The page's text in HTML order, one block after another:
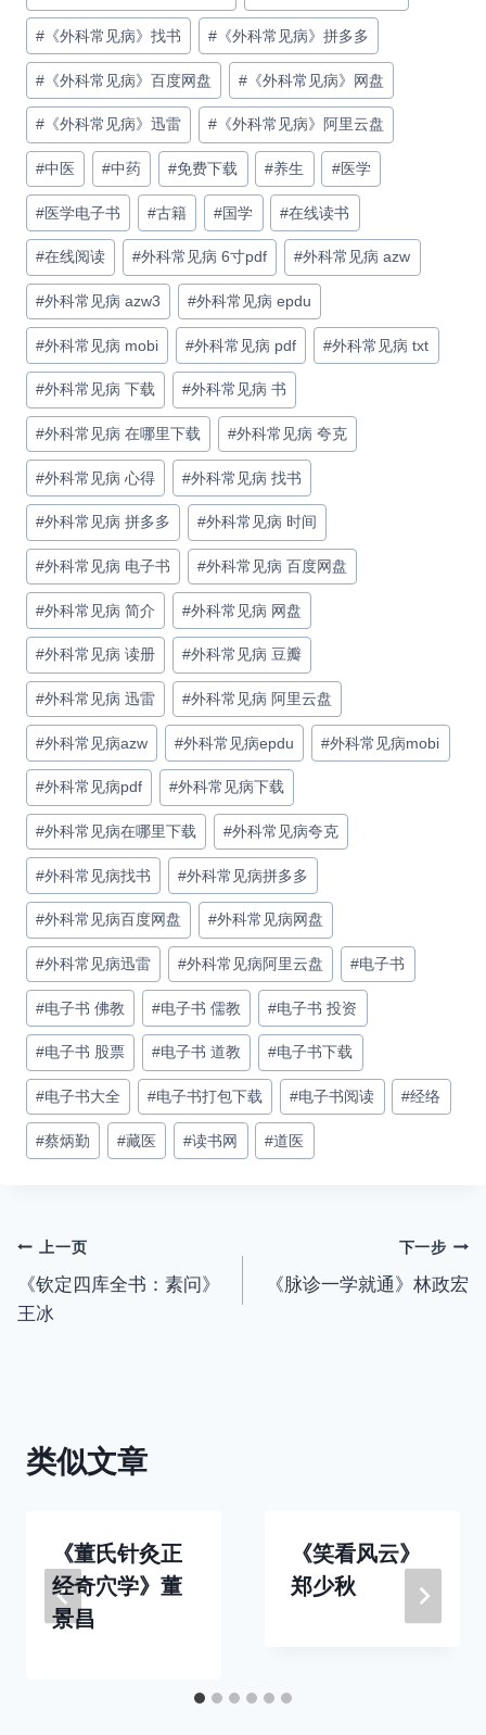
# 《外科常见病》找书 # 《外科常见病》拼多多
# 《外科常见病》百度网盘 # 《外科常见病》网盘
# 《外科常见病》迅雷 # 《外科常见病》阿里云盘
#中医 #中药 #免费下载 #养生 #医学
#医学电子书 #古籍 #国学 #在线读书
#在线阅读 #外科常见病 6寸pdf #外科常见病 azw
#外科常见病 azw3 #外科常见病 epdu
#外科常见病 mobi #外科常见病 pdf #外科常见病 txt
#外科常见病 下载 #外科常见病 书
#外科常见病 在哪里下载 #外科常见病 夸克
#外科常见病 心得 #外科常见病 找书
#外科常见病 拼多多 #外科常见病 时间
#外科常见病 电子书 #外科常见病 百度网盘
#外科常见病 简介 #外科常见病 网盘
#外科常见病 读册 #外科常见病 豆瓣
#外科常见病 迅雷 #外科常见病 阿里云盘
#外科常见病azw #外科常见病epdu #外科常见病mobi
#外科常见病pdf #外科常见病下载
#外科常见病在哪里下载 #外科常见病夸克
#外科常见病找书 #外科常见病拼多多
#外科常见病百度网盘 #外科常见病网盘
#外科常见病迅雷 #外科常见病阿里云盘 #电子书
#电子书 佛教 #电子书 儒教 #电子书 投资
#电子书 股票 #电子书 道教 #电子书下载
#电子书大全 #电子书打包下载 #电子书阅读 #经络
#蔡炳勤 #藏医 #读书网 #道医
文
章
上一页
《钦定四库全书：素问》
王冰
下一步
《脉诊一学就通》林政宏
类似文章
《董氏针灸正
经奇穴学》董
景昌
《笑看风云》
郑少秋